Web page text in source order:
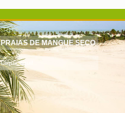
PRAIAS DE MANGUE SECO
Clique aqui!